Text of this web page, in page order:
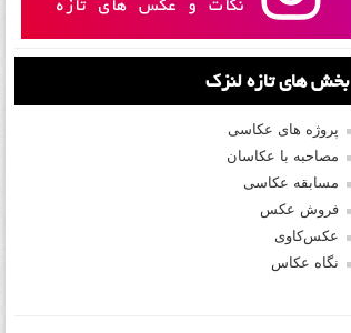
بخش های تازه لنزک
پروژه های عکاسی
مصاحبه با عکاسان
مسابقه عکاسی
فروش عکس
عکس‌کاوی
نگاه عکاس